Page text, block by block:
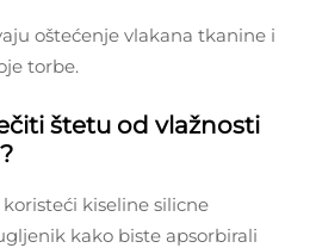
oštećenje vlakana tkanine i
torbe.
štetu od vlažnosti
kiseline silicne
kako biste apsorbirali